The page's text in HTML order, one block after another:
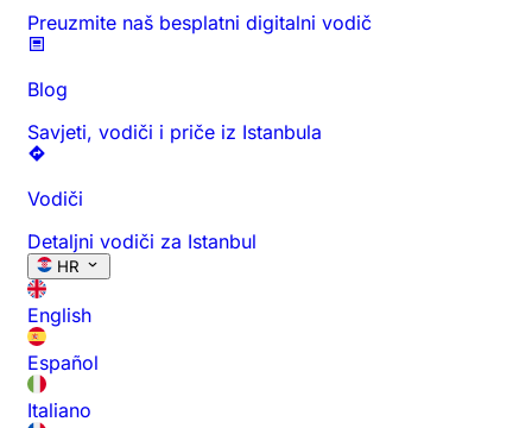
Preuzmite naš besplatni digitalni vodič
Blog
Savjeti, vodiči i priče iz Istanbula
Vodiči
Detaljni vodiči za Istanbul
HR
English
Español
Italiano